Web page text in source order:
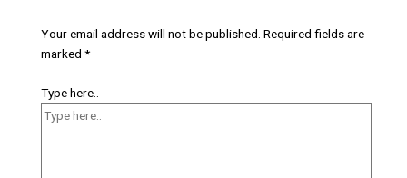
Your email address will not be published. Required fields are
marked *
Type here..